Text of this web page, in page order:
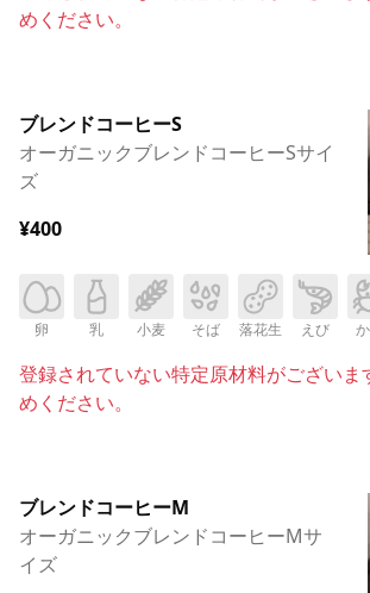
めください。
ブレンドコーヒーS
オーガニックブレンドコーヒーSサイ
ズ
¥400
卵 乳 小麦 そば 落花生 えび
登録されていない特定原材料がございま
めください。
ブレンドコーヒーM
オーガニックブレンドコーヒーMサ
イズ